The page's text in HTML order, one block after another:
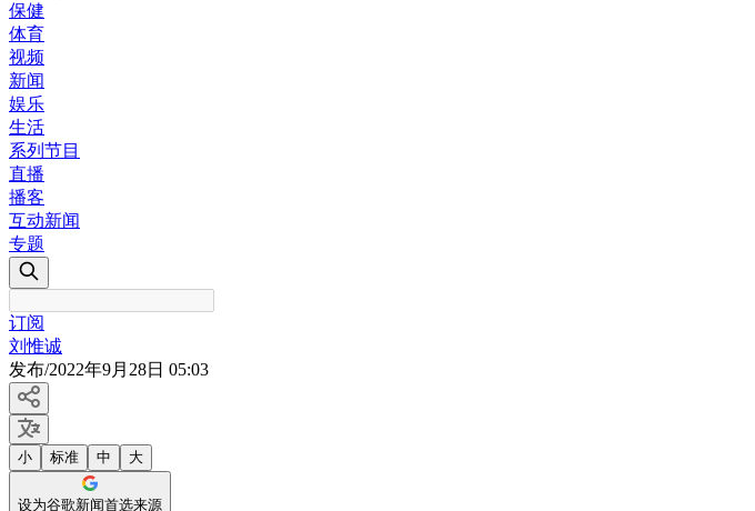
保健
体育
视频
新闻
娱乐
生活
系列节目
直播
播客
互动新闻
专题
订阅
刘惟诚
发布/2022年9月28日 05:03
小 标准 中 大
设为谷歌新闻首选来源